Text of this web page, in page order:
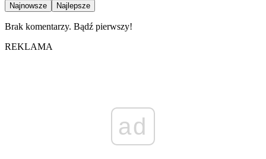
Najnowsze Najlepsze
Brak komentarzy. Bądź pierwszy!
REKLAMA
ad